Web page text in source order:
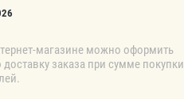
магазине можно оформить
заказа при сумме покупки